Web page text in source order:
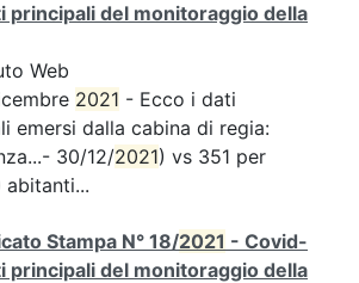
principali del monitoraggio della
Web
2021 - Ecco i dati
emersi dalla cabina di regia:
30/12/2021) vs 351 per
abitanti...
Stampa N° 18/2021 - Covid-
principali del monitoraggio della